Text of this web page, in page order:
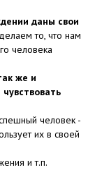
даны свои
то, что нам
человека
же и
человек -
их в своей
и т.п.